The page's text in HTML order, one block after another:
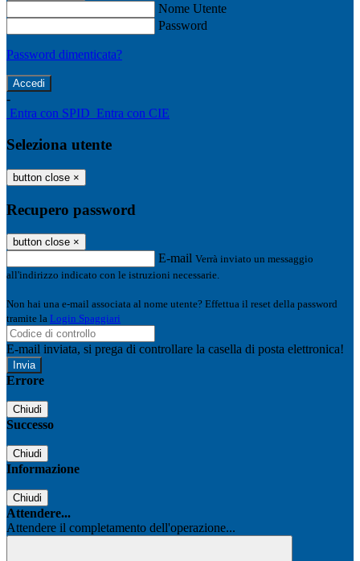
Nome Utente
Password
Password dimenticata?
-
Entra con SPID Entra con CIE
Seleziona utente
button close ×
Recupero password
button close ×
E-mail Verrà inviato un messaggio
all'indirizzo indicato con le istruzioni necessarie.
Non hai una e-mail associata al nome utente? Effettua il reset della password
tramite la Login Spaggiari
E-mail inviata, si prega di controllare la casella di posta elettronica!
Errore
Chiudi
Successo
Chiudi
Informazione
Chiudi
Attendere...
Attendere il completamento dell'operazione...